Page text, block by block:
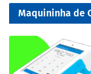
Maquininha de